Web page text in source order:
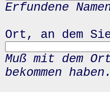
Erfundene
Ort, an dem
Muß mit dem
bekommen haben.